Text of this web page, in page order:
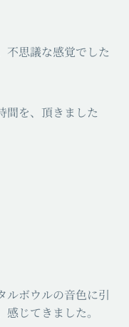
不思議な感覚でした
間を、頂きました
ルボウルの音色に引
じてきました。